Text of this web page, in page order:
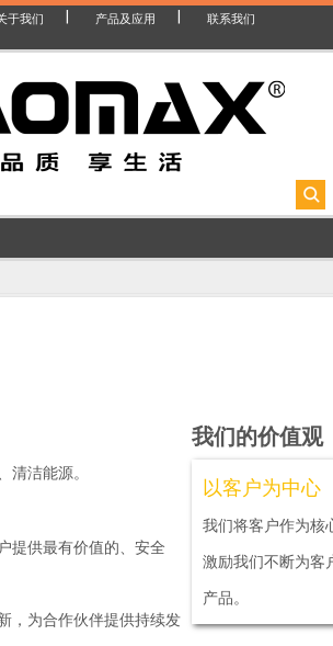
于我们 产品及应用 联系我们
清洁能源。
提供最有价值的、安全
，为合作伙伴提供持续发
我们的价值观
以客户为中心
我们将客户作为核
激励我们不断为客
产品。